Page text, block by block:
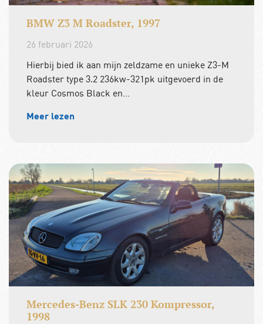
BMW Z3 M Roadster, 1997
26 februari 2026
Hierbij bied ik aan mijn zeldzame en unieke Z3-M
Roadster type 3.2 236kw-321pk uitgevoerd in de
kleur Cosmos Black en…
Meer lezen
Mercedes-Benz SLK 230 Kompressor,
1998